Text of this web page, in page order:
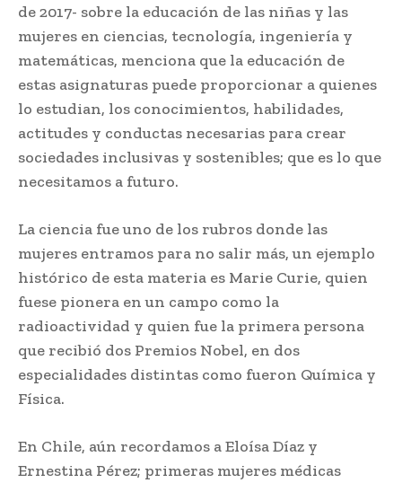
de 2017- sobre la educación de las niñas y las
mujeres en ciencias, tecnología, ingeniería y
matemáticas, menciona que la educación de
estas asignaturas puede proporcionar a quienes
lo estudian, los conocimientos, habilidades,
actitudes y conductas necesarias para crear
sociedades inclusivas y sostenibles; que es lo que
necesitamos a futuro.
La ciencia fue uno de los rubros donde las
mujeres entramos para no salir más, un ejemplo
histórico de esta materia es Marie Curie, quien
fuese pionera en un campo como la
radioactividad y quien fue la primera persona
que recibió dos Premios Nobel, en dos
especialidades distintas como fueron Química y
Física.
En Chile, aún recordamos a Eloísa Díaz y
Ernestina Pérez; primeras mujeres médicas